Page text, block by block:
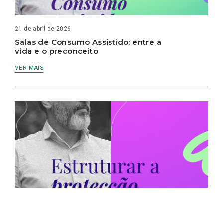
21 de abril de 2026
Salas de Consumo Assistido: entre a
vida e o preconceito
VER MAIS